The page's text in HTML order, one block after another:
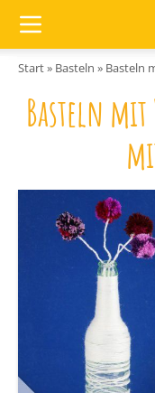
Start» Basteln » Basteln
Basteln